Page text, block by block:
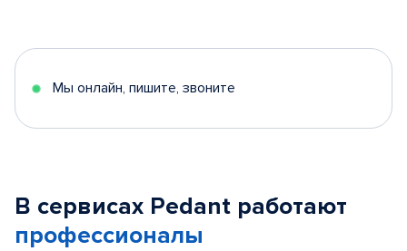
Мы онлайн, пишите, звоните
В сервисах Pedant работают
профессионалы